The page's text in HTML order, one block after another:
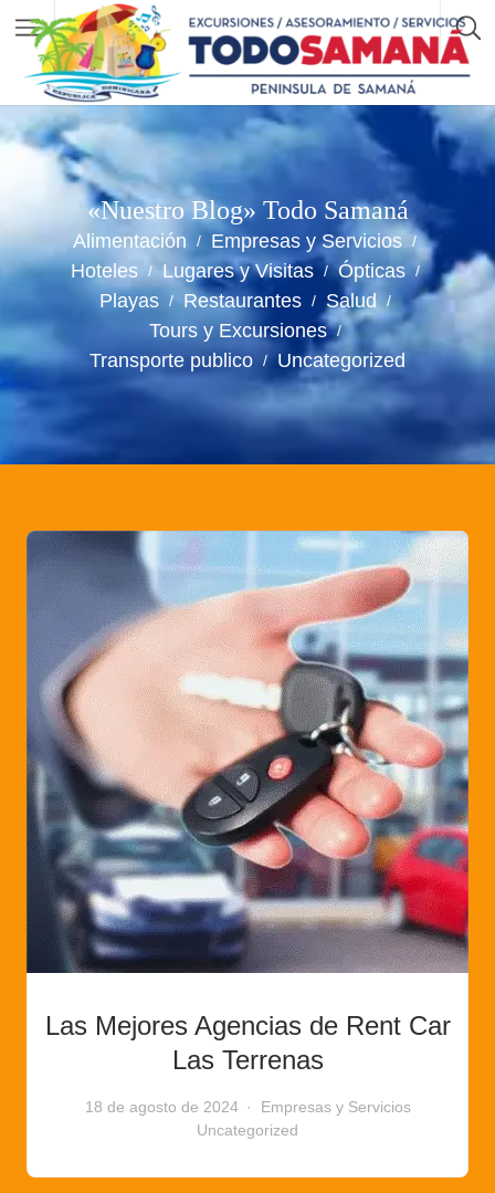
«Nuestro Blog» Todo Samaná
Alimentación
Empresas y Servicios
Hoteles
Lugares y Visitas
Ópticas
Playas
Restaurantes
Salud
Tours y Excursiones
Transporte publico
Uncategorized
Las Mejores Agencias de Rent Car
Las Terrenas
18 de agosto de 2024
Empresas y Servicios
Uncategorized